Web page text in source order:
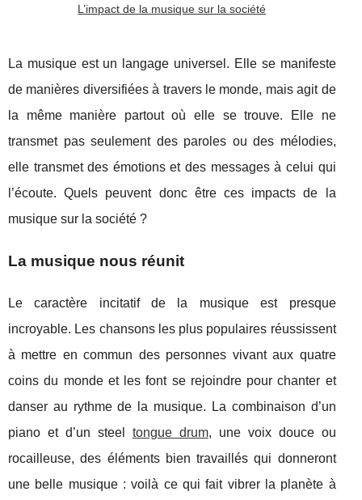
L’impact de la musique sur la société
La musique est un langage universel. Elle se manifeste
de manières diversifiées à travers le monde, mais agit de
la même manière partout où elle se trouve. Elle ne
transmet pas seulement des paroles ou des mélodies,
elle transmet des émotions et des messages à celui qui
l’écoute. Quels peuvent donc être ces impacts de la
musique sur la société ?
La musique nous réunit
Le caractère incitatif de la musique est presque
incroyable. Les chansons les plus populaires réussissent
à mettre en commun des personnes vivant aux quatre
coins du monde et les font se rejoindre pour chanter et
danser au rythme de la musique. La combinaison d’un
piano et d’un steel tongue drum, une voix douce ou
rocailleuse, des éléments bien travaillés qui donneront
une belle musique : voilà ce qui fait vibrer la planète à